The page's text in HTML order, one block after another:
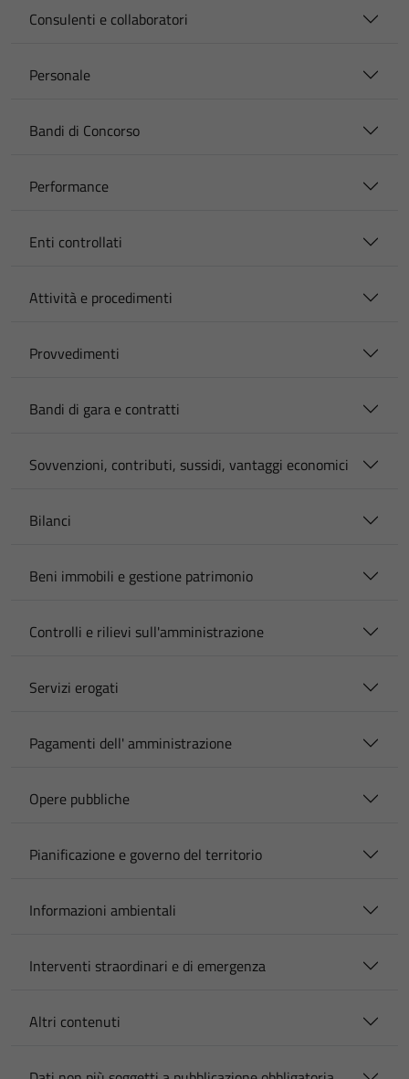
Consulenti e collaboratori
Personale
Bandi di Concorso
Performance
Enti controllati
Attività e procedimenti
Provvedimenti
Bandi di gara e contratti
Sovvenzioni, contributi, sussidi, vantaggi economici
Bilanci
Beni immobili e gestione patrimonio
Controlli e rilievi sull'amministrazione
Servizi erogati
Pagamenti dell' amministrazione
Opere pubbliche
Pianificazione e governo del territorio
Informazioni ambientali
Interventi straordinari e di emergenza
Altri contenuti